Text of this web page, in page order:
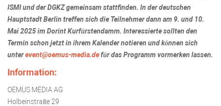
ISMI und der DGKZ gemeinsam stattfinden. In der deutschen
Hauptstadt Berlin treffen sich die Teilnehmer dann am 9. und 10.
Mai 2025 im Dorint Kurfürstendamm. Interessierte sollten den
Termin schon jetzt in ihrem Kalender notieren und können sich
unterevent@oemus-media.defür das Programm vormerken lassen.
Information:
OEMUS MEDIA AG
Holbeinstraße 29